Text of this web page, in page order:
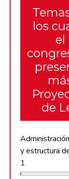
los
el
de
y estructura
1